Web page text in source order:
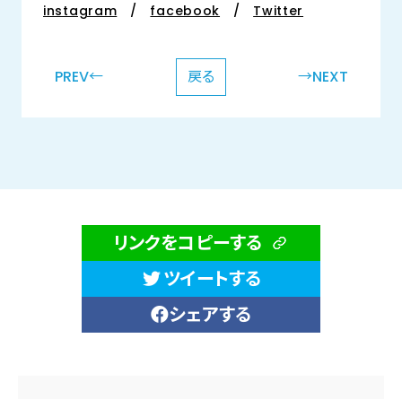
instagram / facebook / Twitter
PREV← 戻る →NEXT
リンクをコピーする
ツイートする
シェアする